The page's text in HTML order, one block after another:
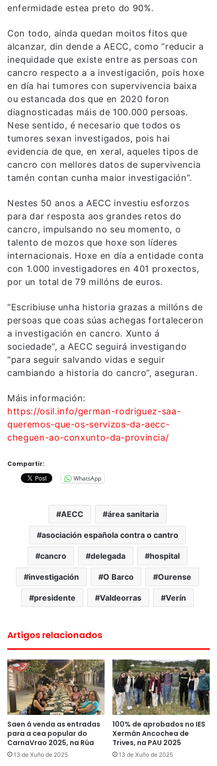
enfermidade estea preto do 90%.
Con todo, aínda quedan moitos fitos que
alcanzar, din dende a AECC, como “reducir a
inequidade que existe entre as persoas con
cancro respecto a a investigación, pois hoxe
en día hai tumores con supervivencia baixa
ou estancada dos que en 2020 foron
diagnosticadas máis de 100.000 persoas.
Nese sentido, é necesario que todos os
tumores sexan investigados, pois hai
evidencia de que, en xeral, aqueles tipos de
cancro con mellores datos de supervivencia
tamén contan cunha maior investigación”.
Nestes 50 anos a AECC investiu esforzos
para dar resposta aos grandes retos do
cancro, impulsando no seu momento, o
talento de mozos que hoxe son líderes
internacionais. Hoxe en día a entidade conta
con 1.000 investigadores en 401 proxectos,
por un total de 79 millóns de euros.
“Escribiuse unha historia grazas a millóns de
persoas que coas súas achegas fortaleceron
a investigación en cancro. Xunto á
sociedade”, a AECC seguirá investigando
“para seguir salvando vidas e seguir
cambiando a historia do cancro”, aseguran.
Máis información:
https://osil.info/german-rodriguez-saa-
queremos-que-os-servizos-da-aecc-
cheguen-ao-conxunto-da-provincia/
Compartir:
WhatsApp
AECC área sanitaria
asociación española contra o cantro
cancro delegada hospital
investigación O Barco Ourense
presidente Valdeorras Verín
Artigos relacionados
Saen á venda as entradas
para a cea popular do
CarnaVrao 2025, na Rúa
13 de Xuño de 2025
100% de aprobados no IES
Xermán Ancochea de
Trives, na PAU 2025
13 de Xuño de 2025